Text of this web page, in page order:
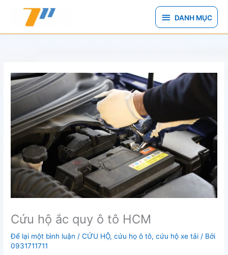
DANH
MỤC
DANH MỤC
Cứu hộ ắc quy ô tô HCM
Để lại một bình luận /CỨU HỘ,cứu họ ô tô,cứu hộ xe tải / Bởi
0931711711